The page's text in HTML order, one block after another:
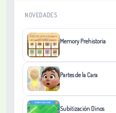
NOVEDADES
Memory Prehistoria
Partes de la Cara
Subitización Dinos